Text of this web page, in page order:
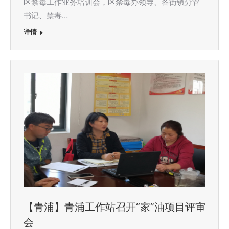
书记、禁毒…
详情
【青浦】青浦工作站召开“家”油项目评审
会